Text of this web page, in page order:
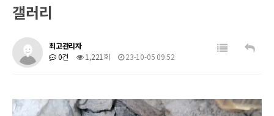
갤러리
최고관리자
0건
1,221회 23-10-05 09:52